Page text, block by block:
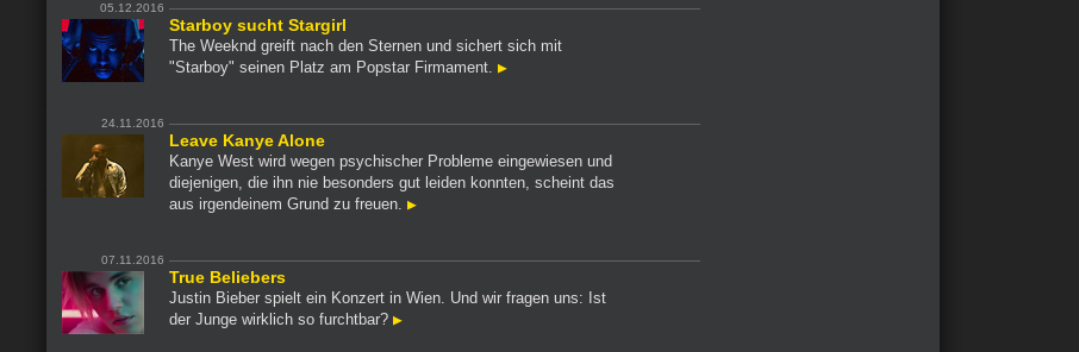
05.12.2016
Starboy sucht Stargirl
The Weeknd greift nach den Sternen und sichert sich mit
"Starboy" seinen Platz am Popstar Firmament.
24.11.2016
Leave Kanye Alone
Kanye West wird wegen psychischer Probleme eingewiesen und
diejenigen, die ihn nie besonders gut leiden konnten, scheint das
aus irgendeinem Grund zu freuen.
07.11.2016
True Beliebers
Justin Bieber spielt ein Konzert in Wien. Und wir fragen uns: Ist
der Junge wirklich so furchtbar?